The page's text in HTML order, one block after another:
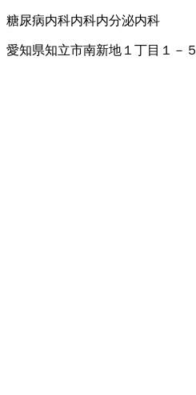
糖尿病内科内科内分泌内科
愛知県知立市南新地１丁目１－５